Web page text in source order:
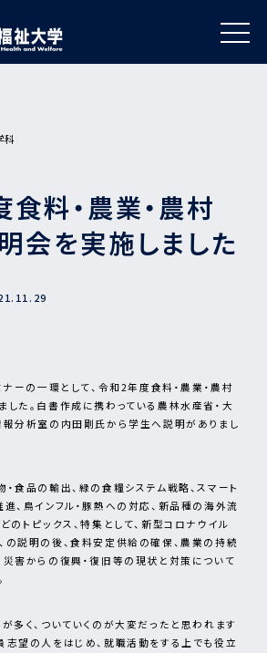
科
料・農業・農村
会を実施しました
ーの一環として、令和2年度食料・農業・農村
した。白書作成に携わっている農林水産省・大
報分析室の内田剛氏から学生へ説明がありまし
食品の輸出、緑の食糧システム戦略、スマート
、鳥インフル・豚熱への対応、新品種の海外流
のトピックス、特集として、新型コロナウイル
の説明の後、食料安定供給の確保、農業の持続
災害からの復興・復旧等の現状と対策について
多く、ついていくのが大変だったと思われます
志望の人をはじめ、就職活動をする上でも役立